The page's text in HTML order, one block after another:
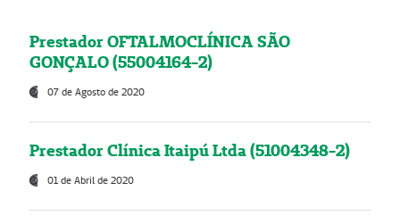
Prestador OFTALMOCLÍNICA SÃO
GONÇALO (55004164-2)
07 de Agosto de 2020
Prestador Clínica Itaipú Ltda (51004348-2)
01 de Abril de 2020